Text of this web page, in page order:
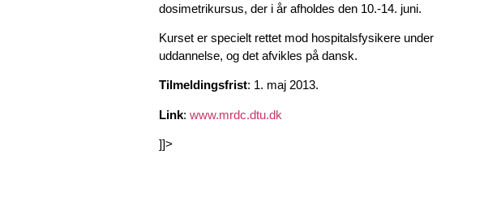
dosimetrikursus, der i år afholdes den 10.-14. juni.
Kurset er specielt rettet mod hospitalsfysikere under
uddannelse, og det afvikles på dansk.
Tilmeldingsfrist: 1. maj 2013.
Link: www.mrdc.dtu.dk
]]>